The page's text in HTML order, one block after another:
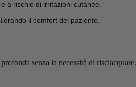
a rischio di irritazioni cutanee.
il comfort del paziente.
senza la necessità di risciacquare.